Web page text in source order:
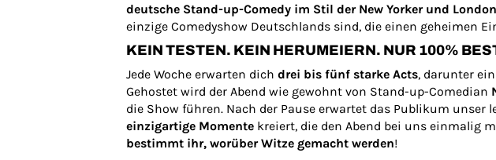
deutsche Stand-up-Comedy im Stil der New Yorker und
einzige Comedyshow Deutschlands sind, die einen geheimen
KEIN TESTEN. KEIN HERUMEIERN. NUR 100%
Jede Woche erwarten dich drei bis fünf starke Acts, darunter
Gehostet wird der Abend wie gewohnt von Stand-up-Comedian
die Show führen. Nach der Pause erwartet das Publikum unser
einzigartige Momente kreiert, die den Abend bei uns einmalig
bestimmt ihr, worüber Witze gemacht werden!